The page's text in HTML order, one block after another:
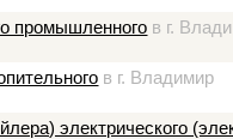
промышленного в г.
в г. Владимир
электрического